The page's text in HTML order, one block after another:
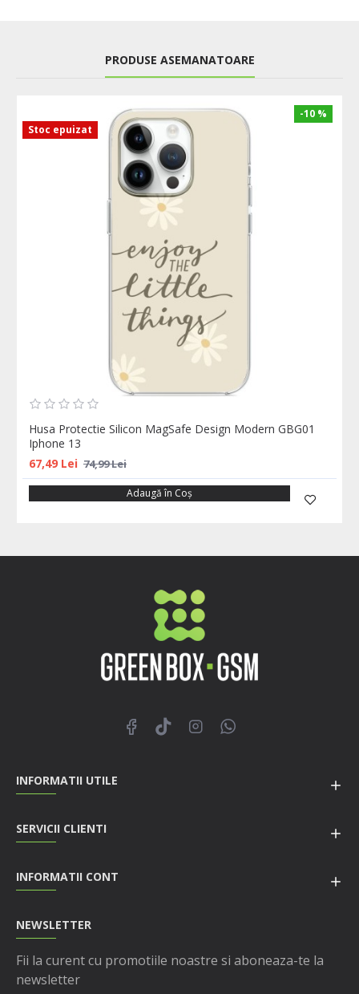
PRODUSE ASEMANATOARE
-10 %
Stoc epuizat
Husa Protectie Silicon MagSafe Design Modern GBG01
Iphone 13
67,49 Lei 74,99 Lei
Adaugă în Coş
INFORMATII UTILE
SERVICII CLIENTI
INFORMATII CONT
NEWSLETTER
Fii la curent cu promotiile noastre si aboneaza-te la
newsletter